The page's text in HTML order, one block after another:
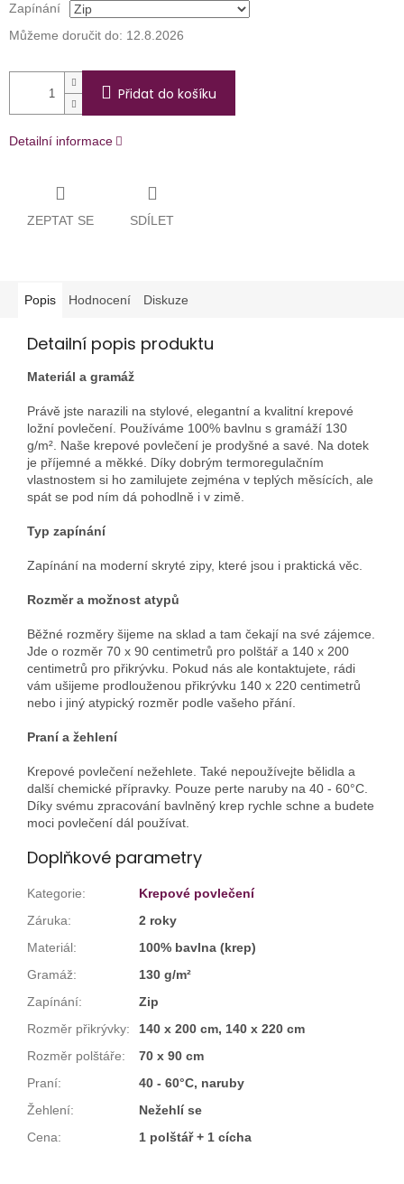
Zapínání
Můžeme doručit do: 12.8.2026
Přidat do košíku
Detailní informace
ZEPTAT SE SDÍLET
Popis Hodnocení Diskuze
Detailní popis produktu
Materiál a gramáž
Právě jste narazili na stylové, elegantní a kvalitní krepové
ložní povlečení. Používáme 100% bavlnu s gramáží 130
g/m². Naše krepové povlečení je prodyšné a savé. Na dotek
je příjemné a měkké. Díky dobrým termoregulačním
vlastnostem si ho zamilujete zejména v teplých měsících, ale
spát se pod ním dá pohodlně i v zimě.
Typ zapínání
Zapínání na moderní skryté zipy, které jsou i praktická věc.
Rozměr a možnost atypů
Běžné rozměry šijeme na sklad a tam čekají na své zájemce.
Jde o rozměr 70 x 90 centimetrů pro polštář a 140 x 200
centimetrů pro přikrývku. Pokud nás ale kontaktujete, rádi
vám ušijeme prodlouženou přikrývku 140 x 220 centimetrů
nebo i jiný atypický rozměr podle vašeho přání.
Praní a žehlení
Krepové povlečení nežehlete. Také nepoužívejte bělidla a
další chemické přípravky. Pouze perte naruby na 40 - 60°C.
Díky svému zpracování bavlněný krep rychle schne a budete
moci povlečení dál používat.
Doplňkové parametry
Kategorie:
Krepové povlečení
Záruka:
2 roky
Materiál:
100% bavlna (krep)
Gramáž:
130 g/m²
Zapínání:
Zip
Rozměr přikrývky:
140 x 200 cm, 140 x 220 cm
Rozměr polštáře:
70 x 90 cm
Praní:
40 - 60°C, naruby
Žehlení:
Nežehlí se
Cena: 1 polštář + 1 cícha